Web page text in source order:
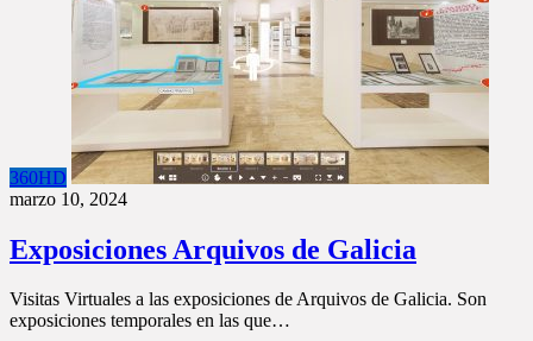
360HD
marzo 10, 2024
Exposiciones Arquivos de Galicia
Visitas Virtuales a las exposiciones de Arquivos de Galicia. Son
exposiciones temporales en las que…